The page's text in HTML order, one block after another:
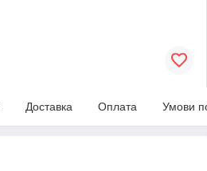
Доставка Оплата Умови